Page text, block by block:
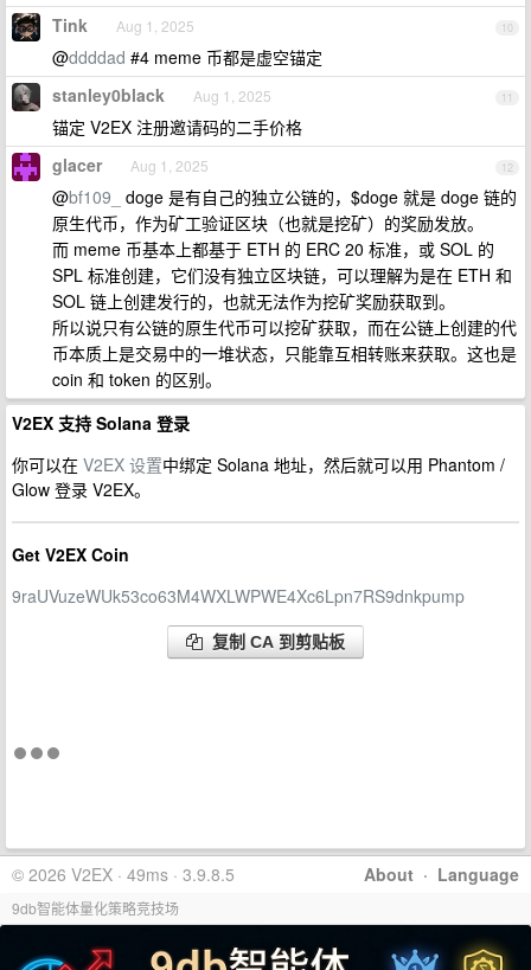
10
Tink Aug 1, 2025
@ddddad #4 meme 币都是虚空锚定
11
stanley0black Aug 1, 2025
锚定 V2EX 注册邀请码的二手价格
12
glacer Aug 1, 2025
@bf109_
doge 是有自己的独立公链的，$doge 就是 doge 链的
原生代币，作为矿工验证区块（也就是挖矿）的奖励发放。
而 meme 币基本上都基于 ETH 的 ERC 20 标准，或 SOL 的
SPL 标准创建，它们没有独立区块链，可以理解为是在 ETH 和
SOL 链上创建发行的，也就无法作为挖矿奖励获取到。
所以说只有公链的原生代币可以挖矿获取，而在公链上创建的代
币本质上是交易中的一堆状态，只能靠互相转账来获取。这也是
coin 和 token 的区别。
V2EX 支持 Solana 登录
你可以在 V2EX 设置中绑定 Solana 地址，然后就可以用 Phantom /
Glow 登录 V2EX。
Get V2EX Coin
9raUVuzeWUk53co63M4WXLWPWE4Xc6Lpn7RS9dnkpump
复制 CA 到剪贴板
About · Language
© 2026 V2EX · 49ms · 3.9.8.5
9db智能体量化策略竞技场